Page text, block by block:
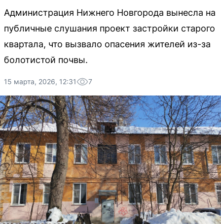
Администрация Нижнего Новгорода вынесла на
публичные слушания проект застройки старого
квартала, что вызвало опасения жителей из-за
болотистой почвы.
15 марта, 2026, 12:31 7